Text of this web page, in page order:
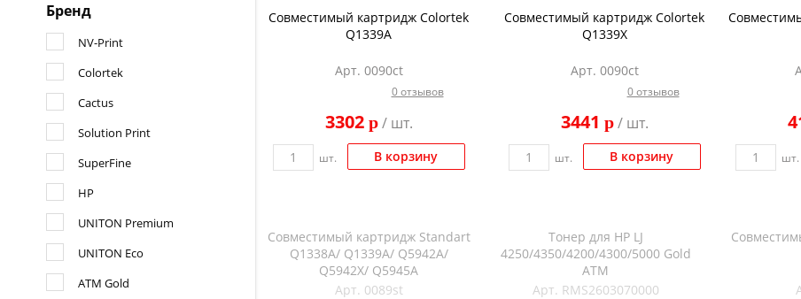
Бренд
NV-Print
Colortek
Cactus
Solution Print
SuperFine
HP
UNITON Premium
UNITON Eco
ATM Gold
Совместимый картридж Colortek
Q1339A
Арт. 0090ct
0 отзывов
3302 p/ шт.
шт. В корзину
Совместимый картридж Colortek
Q1339X
Арт. 0090ct
0 отзывов
3441 p/ шт.
шт. В корзину шт.
Совместимый картридж Standart
Q1338A/ Q1339A/ Q5942A/
Q5942X/ Q5945A
Арт. 0089st
Тонер для HP LJ
4250/4350/4200/4300/5000 Gold
ATM
Арт. RMS2603070000